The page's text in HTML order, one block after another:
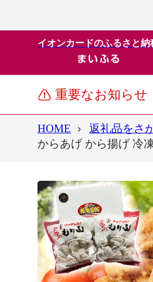
イオンカードのふるさと納
重要なお知らせ
HOME 返礼品をさ
からあげ から揚げ 冷